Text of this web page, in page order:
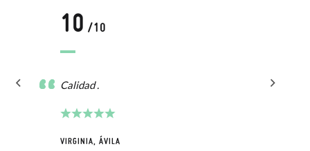
En caso de que no quieras Cambio sino Devolución, también
serán gratuitas, ¡no tienes que preocuparte por nada! Puedes
encargamos de enviarte un mensajero para que te recoja el
10 /10
Calidad .
VIRGINIA, ÁVILA